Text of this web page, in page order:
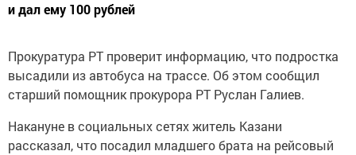
и дал ему 100 рублей
Прокуратура РТ проверит информацию, что подростка
высадили из автобуса на трассе. Об этом сообщил
старший помощник прокурора РТ Руслан Галиев.
Накануне в социальных сетях житель Казани
рассказал, что посадил младшего брата на рейсовый